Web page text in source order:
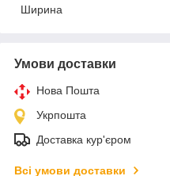
Ширина
Умови доставки
Нова Пошта
Укрпошта
Доставка кур'єром
Всі умови доставки